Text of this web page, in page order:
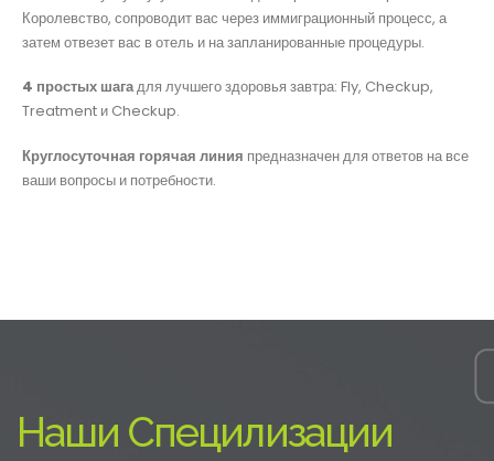
Королевство, сопроводит вас через иммиграционный процесс, а
затем отвезет вас в отель и на запланированные процедуры.
4 простых шагадля лучшего здоровья завтра: Fly, Checkup,
Treatment и Checkup.
Круглосуточная горячая линия предназначен для ответов на все
ваши вопросы и потребности.
Наши Специлизации